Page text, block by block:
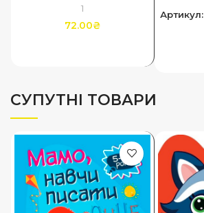
1
72.00₴
Артикул:
СУПУТНІ ТОВАРИ